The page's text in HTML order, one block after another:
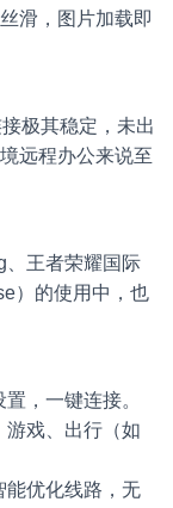
滑，图片加载即
极其稳定，未出
远程办公来说至
、王者荣耀国际
）的使用中，也
，一键连接。
游戏、出行（如
能优化线路，无